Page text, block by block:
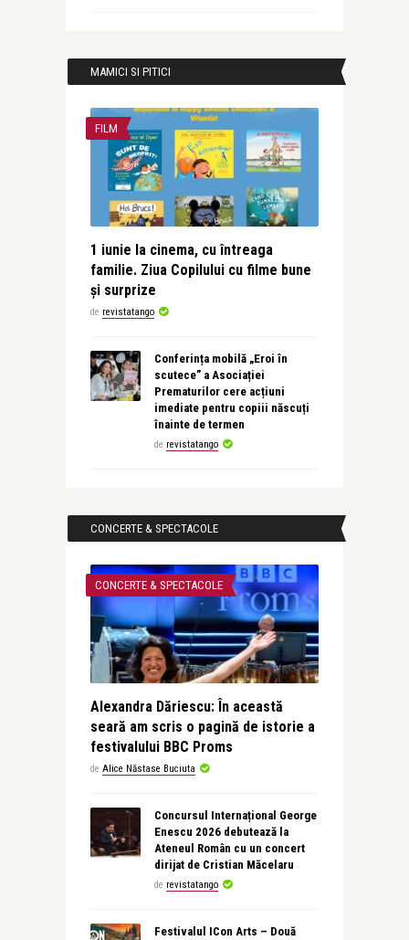
MAMICI SI PITICI
FILM
1 iunie la cinema, cu întreaga
familie. Ziua Copilului cu filme bune
și surprize
de revistatango
Conferința mobilă „Eroi în
scutece” a Asociației
Prematurilor cere acțiuni
imediate pentru copiii născuți
înainte de termen
de revistatango
CONCERTE & SPECTACOLE
CONCERTE & SPECTACOLE
Alexandra Dăriescu: În această
seară am scris o pagină de istorie a
festivalului BBC Proms
de Alice Năstase Buciuta
Concursul Internațional George
Enescu 2026 debutează la
Ateneul Român cu un concert
dirijat de Cristian Măcelaru
de revistatango
Festivalul ICon Arts – Două